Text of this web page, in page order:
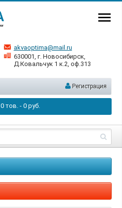
akvaoptima@mail.ru
630001, г. Новосибирск,
Д.Ковальчук 1 к.2, оф.313
Регистрация
0тов. - 0руб.